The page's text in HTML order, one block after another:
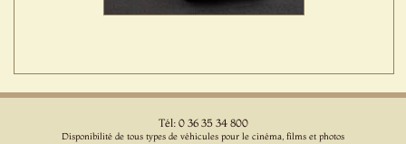
Tél: 0 36 35 34 800
Disponibilité de tous types de véhicules pour le cinéma, films et photos